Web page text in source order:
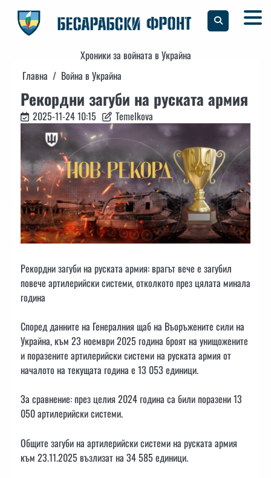
content
Хроники за войната в Украйна
Главна
Война в Украйна
Рекордни загуби на руската армия
2025-11-24 10:15 Temelkova
Рекордни загуби на руската армия: врагът вече е загубил
повече артилерийски системи, отколкото през цялата минала
година
Според данните на Генералния щаб на Въоръжените сили на
Украйна, към 23 ноември 2025 година броят на унищожените
и поразените артилерийски системи на руската армия от
началото на текущата година е 13 053 единици.
За сравнение: през целия 2024 година са били поразени 13
050 артилерийски системи.
Общите загуби на артилерийски системи на руската армия
към 23.11.2025 възлизат на 34 585 единици.